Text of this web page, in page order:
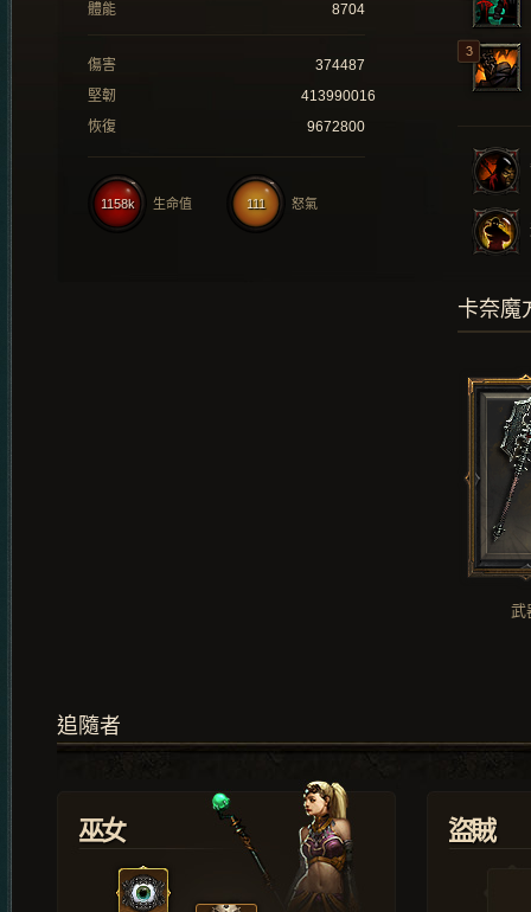
體能
8704
傷害
374487
堅韌
413990016
恢復
9672800
111 怒氣
1158k 生命值
卡奈魔
武
追隨者
巫女 盜賊